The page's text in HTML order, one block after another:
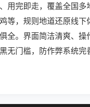
用完即走，覆盖全国
等，规则地道还原线
全。界面简洁清爽、
无门槛，防作弊系统